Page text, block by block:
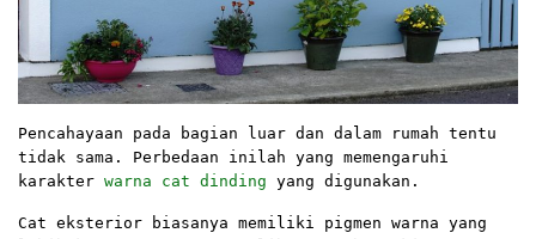
Pencahayaan pada bagian luar dan dalam rumah tentu
tidak sama. Perbedaan inilah yang memengaruhi
karakter warna cat dinding yang digunakan.
Cat eksterior biasanya memiliki pigmen warna yang